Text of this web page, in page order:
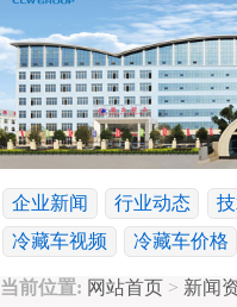
企业新闻 行业动态
冷藏车视频
冷藏车价格
当前位置: 网站首页 > 新闻